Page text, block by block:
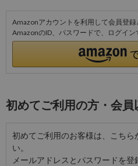
Amazonアカウントを利用して会員登録
AmazonのID、パスワードで、ログイン
初めてご利用の方・会員
初めてご利用のお客様は、こちら
い。
メールアドレスとパスワードを